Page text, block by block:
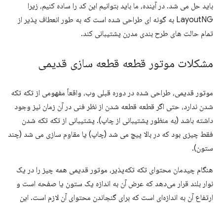
باید حل می شد. در آینده، ما باید بتوانیم این کد را ساده کنیم، زیرا
LayoutNG به گونه ای طراحی شده است که به طور انعطاف پذیر از
تمام حالت های طرح بندی مدرن پشتیبانی کند.
مشکلات موتور قطعه قطعه سازی قدیمی
موتور قدیمی، طراحی شده در دوره قبلی وب، واقعاً مفهومی از تکه تکه
شدن ندارد، حتی اگر قطعه قطعه شدن از نظر فنی در آن زمان نیز وجود
داشته باشد (به منظور پشتیبانی از چاپ). پشتیبانی از تکه تکه شدن
فقط چیزی بود که در بالا پیچ می شد (چاپ) یا مقاوم سازی می شد (چند
ستون).
هنگام چیدمان محتوای تکه تکه‌پذیر، موتور قدیمی همه چیز را در یک
نوار بلند قرار می‌دهد که عرض آن به اندازه یک ستون یا صفحه است و
ارتفاع آن به اندازه‌ای است که برای گنجاندن محتوای آن لازم است. این